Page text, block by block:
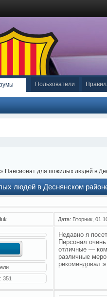
Пользователи
» Пансионат для пожилых людей в
людей в Деснянском
Дата: Вторник,
351
Недавно я
Персонал
отличные —
различные
рекомендовал